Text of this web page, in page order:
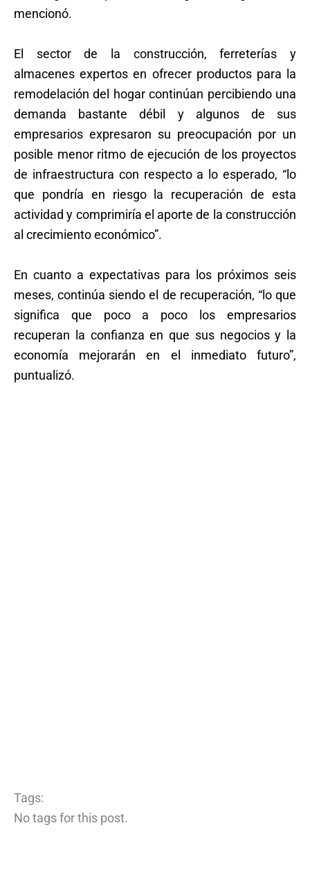
mencionó.
El sector de la construcción, ferreterías y
almacenes expertos en ofrecer productos para la
remodelación del hogar continúan percibiendo una
demanda bastante débil y algunos de sus
empresarios expresaron su preocupación por un
posible menor ritmo de ejecución de los proyectos
de infraestructura con respecto a lo esperado, “lo
que pondría en riesgo la recuperación de esta
actividad y comprimiría el aporte de la construcción
al crecimiento económico”.
En cuanto a expectativas para los próximos seis
meses, continúa siendo el de recuperación, “lo que
significa que poco a poco los empresarios
recuperan la confianza en que sus negocios y la
economía mejorarán en el inmediato futuro”,
puntualizó.
Tags:
No tags for this post.